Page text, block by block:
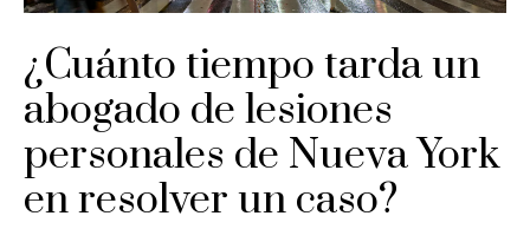
¿Cuánto tiempo tarda un
abogado de lesiones
personales de Nueva York
en resolver un caso?